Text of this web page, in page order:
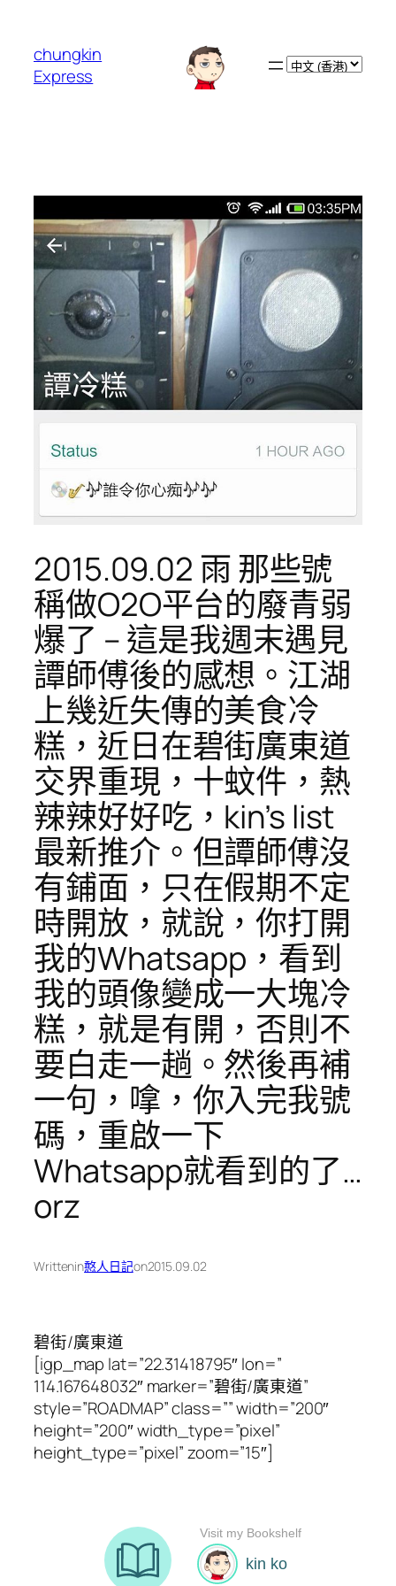
chungkin
Express
Choose
2015.09.02 雨 那些號
稱做O2O平台的廢青弱
爆了 – 這是我週末遇見
譚師傅後的感想。江湖
上幾近失傳的美食冷
糕，近日在碧街廣東道
交界重現，十蚊件，熱
辣辣好好吃，kin’s list
最新推介。但譚師傅沒
有鋪面，只在假期不定
時開放，就說，你打開
我的Whatsapp，看到
我的頭像變成一大塊冷
糕，就是有開，否則不
要白走一趟。然後再補
一句，嗱，你入完我號
碼，重啟一下
Whatsapp就看到的了…
orz
Writtenin憨人日記on2015.09.02
碧街/廣東道
[igp_map lat=”22.31418795″ lon=”
114.167648032″ marker=”碧街/廣東道”
style=”ROADMAP” class=”” width=”200″
height=”200″ width_type=”pixel”
height_type=”pixel” zoom=”15″]